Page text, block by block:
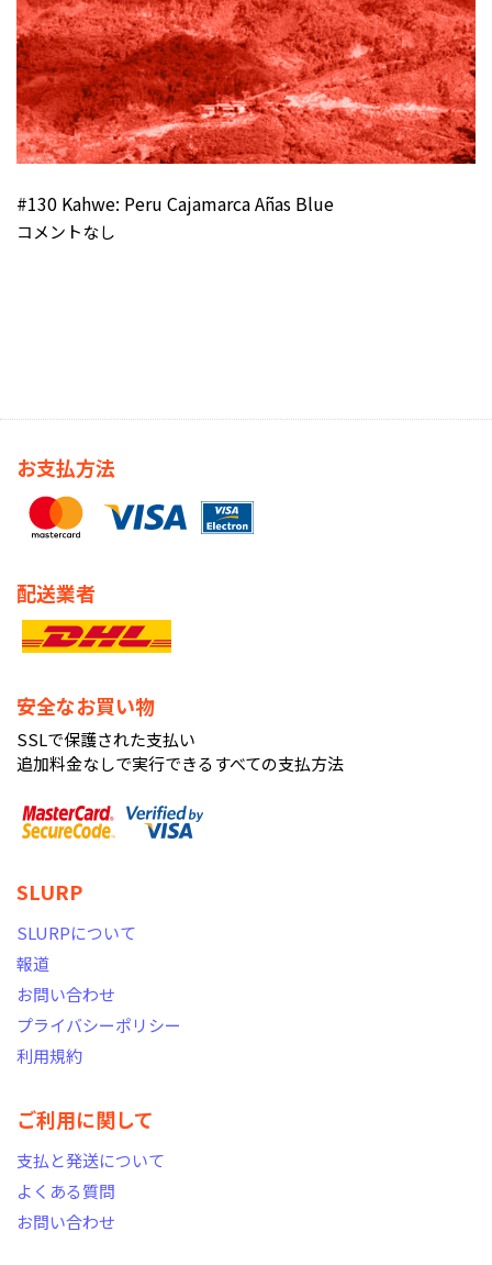
#130 Kahwe: Peru Cajamarca Añas Blue
コメントなし
お支払方法
配送業者
安全なお買い物
SSLで保護された支払い
追加料金なしで実行できるすべての支払方法
SLURP
SLURPについて
報道
お問い合わせ
プライバシーポリシー
利用規約
ご利用に関して
支払と発送について
よくある質問
お問い合わせ